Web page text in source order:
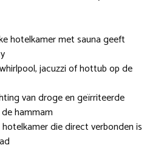
hotelkamer met sauna geeft
jacuzzi of hottub op de
van droge en geïrriteerde
hammam
die direct verbonden is